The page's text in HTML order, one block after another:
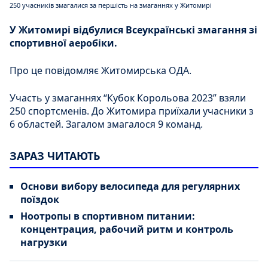
250 учасників змагалися за першість на змаганнях у Житомирі
У Житомирі відбулися Всеукраїнські змагання зі
спортивної аеробіки.
Про це повідомляє Житомирська ОДА.
Участь у змаганнях “Кубок Корольова 2023” взяли
250 спортсменів. До Житомира приїхали учасники з
6 областей. Загалом змагалося 9 команд.
ЗАРАЗ ЧИТАЮТЬ
Основи вибору велосипеда для регулярних
поїздок
Ноотропы в спортивном питании:
концентрация, рабочий ритм и контроль
нагрузки